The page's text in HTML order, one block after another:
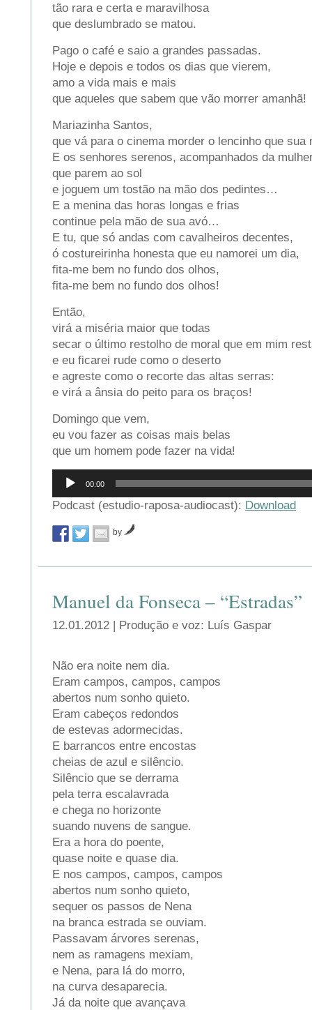
tão rara e certa e maravilhosa
que deslumbrado se matou.
Pago o café e saio a grandes passadas.
Hoje e depois e todos os dias que vierem,
amo a vida mais e mais
que aqueles que sabem que vão morrer amanhã!
Mariazinha Santos,
que vá para o cinema morder o lencinho que
E os senhores serenos, acompanhados da
que parem ao sol
e joguem um tostão na mão dos pedintes…
E a menina das horas longas e frias
continue pela mão de sua avó…
E tu, que só andas com cavalheiros decentes,
ó costureirinha honesta que eu namorei um dia,
fita-me bem no fundo dos olhos,
fita-me bem no fundo dos olhos!
Então,
virá a miséria maior que todas
secar o último restolho de moral que em mim
e eu ficarei rude como o deserto
e agreste como o recorte das altas serras:
e virá a ânsia do peito para os braços!
Domingo que vem,
eu vou fazer as coisas mais belas
que um homem pode fazer na vida!
Reprodutor
áudio
00:00
Podcast (estudio-raposa-audiocast): Download
by
Manuel da Fonseca – “Estradas”
12.01.2012 | Produção e voz: Luís Gaspar
Não era noite nem dia.
Eram campos, campos, campos
abertos num sonho quieto.
Eram cabeços redondos
de estevas adormecidas.
E barrancos entre encostas
cheias de azul e silêncio.
Silêncio que se derrama
pela terra escalavrada
e chega no horizonte
suando nuvens de sangue.
Era a hora do poente,
quase noite e quase dia.
E nos campos, campos, campos
abertos num sonho quieto,
sequer os passos de Nena
na branca estrada se ouviam.
Passavam árvores serenas,
nem as ramagens mexiam,
e Nena, para lá do morro,
na curva desaparecia.
Já da noite que avançava